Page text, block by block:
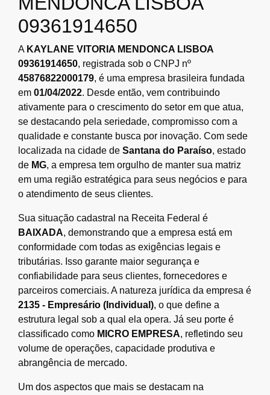
09361914650
A KAYLANE VITORIA MENDONCA LISBOA
09361914650, registrada sob o CNPJ nº
45876822000179, é uma empresa brasileira fundada
em 01/04/2022. Desde então, vem contribuindo
ativamente para o crescimento do setor em que atua,
se destacando pela seriedade, compromisso com a
qualidade e constante busca por inovação. Com sede
localizada na cidade de Santana do Paraíso, estado
de MG, a empresa tem orgulho de manter sua matriz
em uma região estratégica para seus negócios e para
o atendimento de seus clientes.
Sua situação cadastral na Receita Federal é
BAIXADA, demonstrando que a empresa está em
conformidade com todas as exigências legais e
tributárias. Isso garante maior segurança e
confiabilidade para seus clientes, fornecedores e
parceiros comerciais. A natureza jurídica da empresa é
2135 - Empresário (Individual), o que define a
estrutura legal sob a qual ela opera. Já seu porte é
classificado como MICRO EMPRESA, refletindo seu
volume de operações, capacidade produtiva e
abrangência de mercado.
Um dos aspectos que mais se destacam na